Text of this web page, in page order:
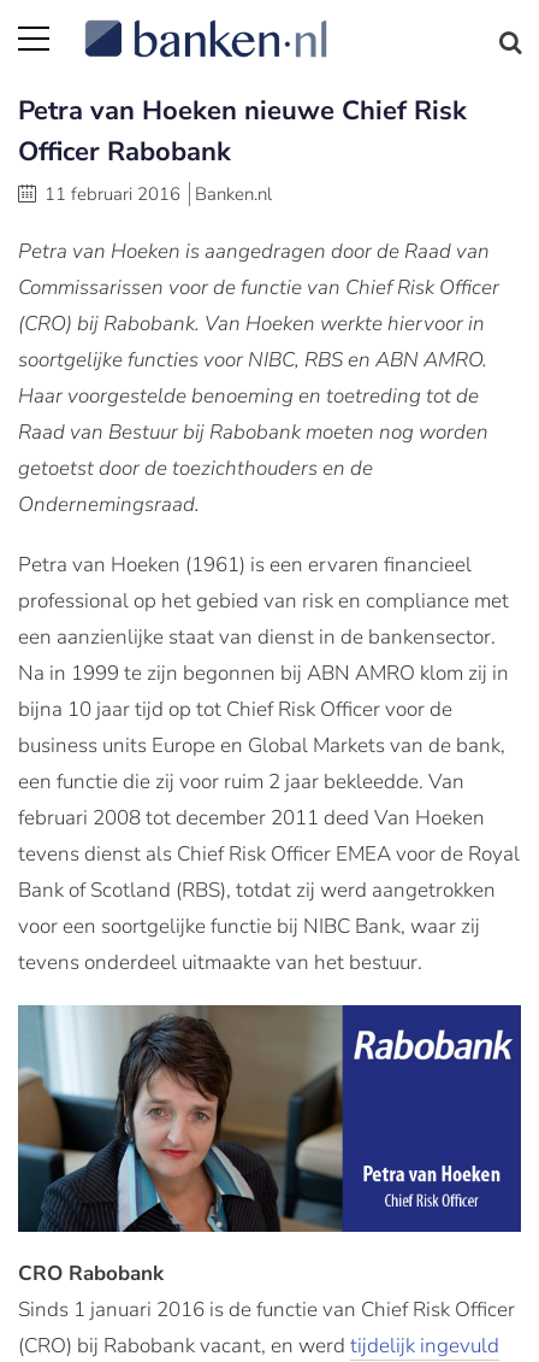
Petra van Hoeken nieuwe Chief Risk
Officer Rabobank
11 februari 2016 Banken.nl
Petra van Hoeken is aangedragen door de Raad van
Commissarissen voor de functie van Chief Risk Officer
(CRO) bij Rabobank. Van Hoeken werkte hiervoor in
soortgelijke functies voor NIBC, RBS en ABN AMRO.
Haar voorgestelde benoeming en toetreding tot de
Raad van Bestuur bij Rabobank moeten nog worden
getoetst door de toezichthouders en de
Ondernemingsraad.
Petra van Hoeken (1961) is een ervaren financieel
professional op het gebied van risk en compliance met
een aanzienlijke staat van dienst in de bankensector.
Na in 1999 te zijn begonnen bij ABN AMRO klom zij in
bijna 10 jaar tijd op tot Chief Risk Officer voor de
business units Europe en Global Markets van de bank,
een functie die zij voor ruim 2 jaar bekleedde. Van
februari 2008 tot december 2011 deed Van Hoeken
tevens dienst als Chief Risk Officer EMEA voor de Royal
Bank of Scotland (RBS), totdat zij werd aangetrokken
voor een soortgelijke functie bij NIBC Bank, waar zij
tevens onderdeel uitmaakte van het bestuur.
CRO Rabobank
Sinds 1 januari 2016 is de functie van Chief Risk Officer
(CRO) bij Rabobank vacant, en werd tijdelijk ingevuld